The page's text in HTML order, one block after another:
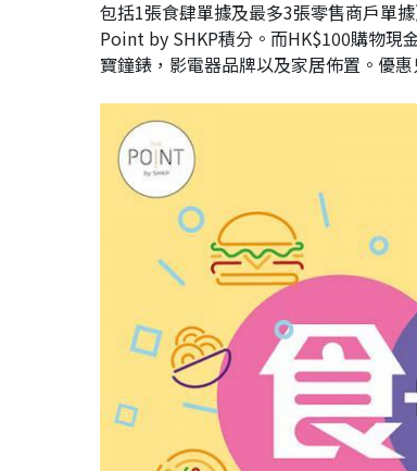
包括1張食肆單據及最多3張零售商戶單
Point by SHKP積分。而HK$100購物現
寶鐘錶，影電器品牌以及家居佈置。優